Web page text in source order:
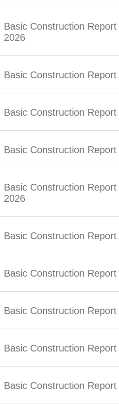
Basic Construction Report
2026
Basic Construction
Basic Construction
Basic Construction
Basic Construction
2026
Basic Construction
Basic Construction Report
Basic Construction Report
Basic Construction Report
Basic Construction